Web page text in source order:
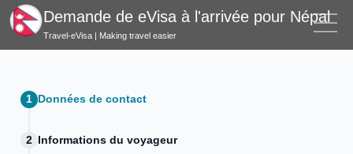
Demande de eVisa à l'arrivée pour Népal
Travel-eVisa | Making travel easier
Données de contact
Informations du voyageur